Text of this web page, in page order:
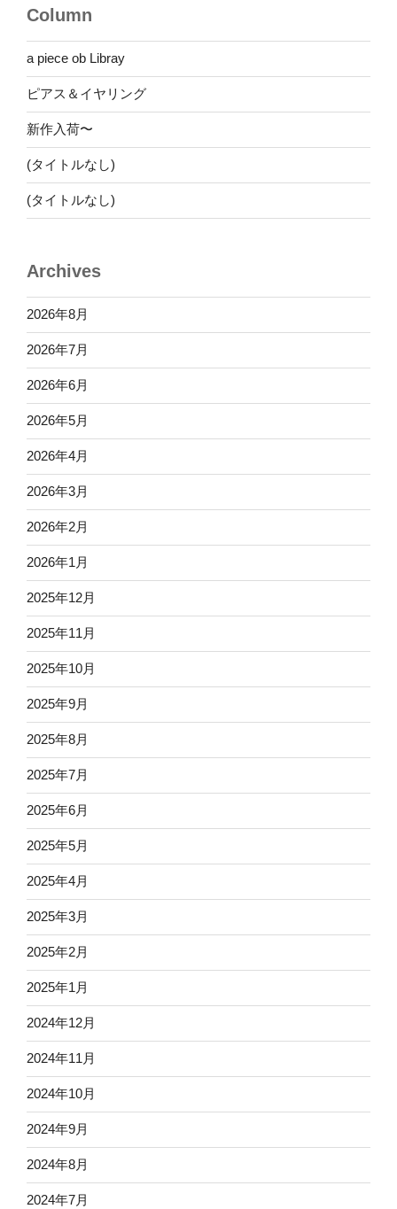
ン
Column
a piece ob Libray
ピアス＆イヤリング
新作入荷〜
(タイトルなし)
(タイトルなし)
Archives
2026年8月
2026年7月
2026年6月
2026年5月
2026年4月
2026年3月
2026年2月
2026年1月
2025年12月
2025年11月
2025年10月
2025年9月
2025年8月
2025年7月
2025年6月
2025年5月
2025年4月
2025年3月
2025年2月
2025年1月
2024年12月
2024年11月
2024年10月
2024年9月
2024年8月
2024年7月